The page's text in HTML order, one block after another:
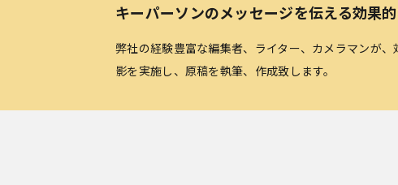
キーパーソンのメッセージを伝える効果
弊社の経験豊富な編集者、ライター、カメラマンが
影を実施し、原稿を執筆、作成致します。